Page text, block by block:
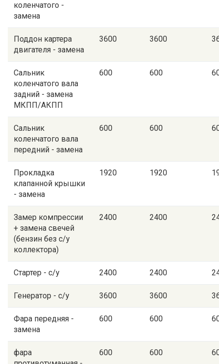
коленчатого -
замена
Поддон картера
двигателя - замена
3600 3600
Сальник
коленчатого вала
задний - замена
МКПП/АКПП
600 600
Сальник
коленчатого вала
передний - замена
600 600
Прокладка
клапанной крышки
- замена
1920 1920
Замер компрессии
+ замена свечей
(бензин без с/у
коллектора)
2400 2400
Стартер - с/у 2400 2400
Генератор - с/у 3600 3600
Фара передняя -
замена
600 600
фара
600 600